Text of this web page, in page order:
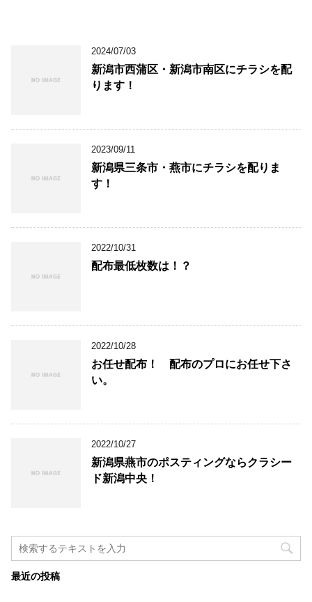
2024/07/03
新潟市西蒲区・新潟市南区にチラシを配
ります！
2023/09/11
新潟県三条市・燕市にチラシを配りま
す！
2022/10/31
配布最低枚数は！？
2022/10/28
お任せ配布！ 配布のプロにお任せ下さ
い。
2022/10/27
新潟県燕市のポスティングならクラシー
ド新潟中央！
最近の投稿